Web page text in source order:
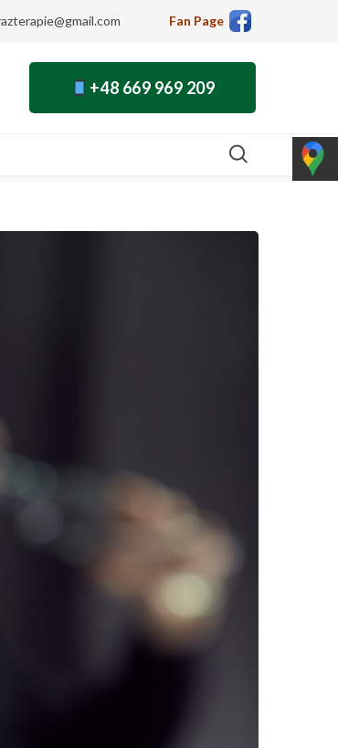
Fan Page
+48 669 969 209